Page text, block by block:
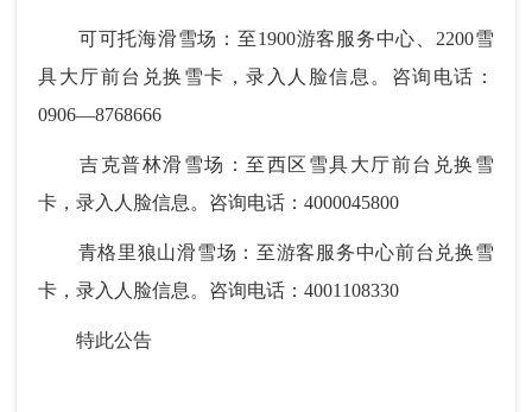
可可托海滑雪场：至1900游客服务中心、2200雪
具大厅前台兑换雪卡，录入人脸信息。咨询电话：
0906—8768666
吉克普林滑雪场：至西区雪具大厅前台兑换雪
卡，录入人脸信息。咨询电话：4000045800
青格里狼山滑雪场：至游客服务中心前台兑换雪
卡，录入人脸信息。咨询电话：4001108330
特此公告